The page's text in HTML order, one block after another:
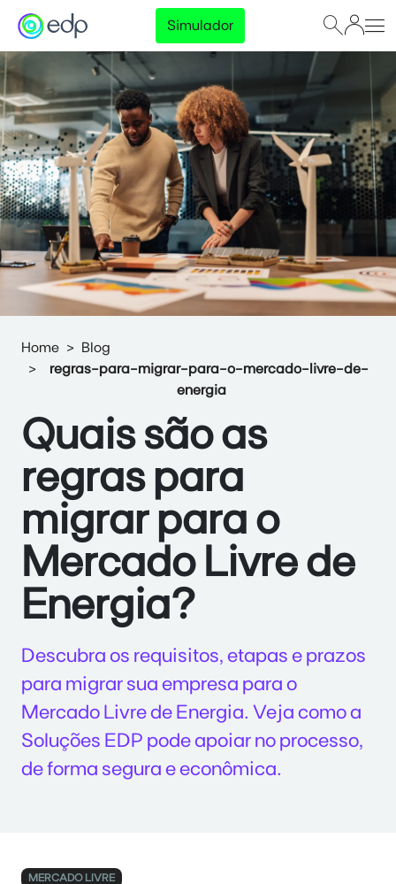
Simulador
Home
Blog
regras-para-migrar-para-o-mercado-livre-de-
energia
Quais são as
regras para
migrar para o
Mercado Livre de
Energia?
Descubra os requisitos, etapas e prazos
para migrar sua empresa para o
Mercado Livre de Energia. Veja como a
Soluções EDP pode apoiar no processo,
de forma segura e econômica.
MERCADO LIVRE